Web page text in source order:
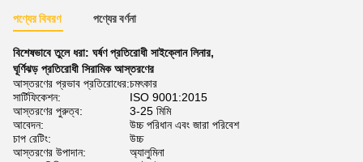
পণ্যের বিবরণ পণ্যের বর্ণনা
বিশেষভাবে তুলে ধরা: ঘর্ষণ প্রতিরোধী সাইক্লোন লিনার,
ঘূর্ণিঝড় প্রতিরোধী সিরামিক আস্তরণের
আস্তরণের প্রভাব প্রতিরোধের:চমৎকার
সার্টিফিকেশন:
ISO 9001:2015
আস্তরণের পুরুত্ব:
3-25 মিমি
আবেদন:
উচ্চ পরিধান এবং জারা পরিবেশ
চাপ রেটিং:
উচ্চ
আস্তরণের উপাদান:
অ্যালুমিনা